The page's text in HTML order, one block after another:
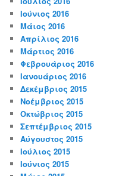
Ιούνιος 2016
Μάιος 2016
Απρίλιος 2016
Μάρτιος 2016
Φεβρουάριος 2016
Ιανουάριος 2016
Δεκέμβριος 2015
Νοέμβριος 2015
Οκτώβριος 2015
Σεπτέμβριος 2015
Αύγουστος 2015
Ιούλιος 2015
Ιούνιος 2015